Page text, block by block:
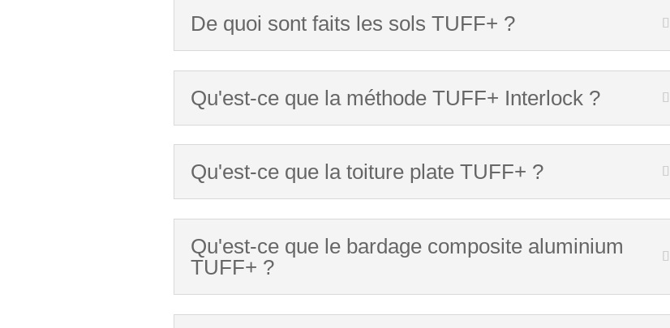
De quoi sont faits les sols TUFF+ ?
Qu'est-ce que la méthode TUFF+ Interlock ?
Qu'est-ce que la toiture plate TUFF+ ?
Qu'est-ce que le bardage composite aluminium
TUFF+ ?